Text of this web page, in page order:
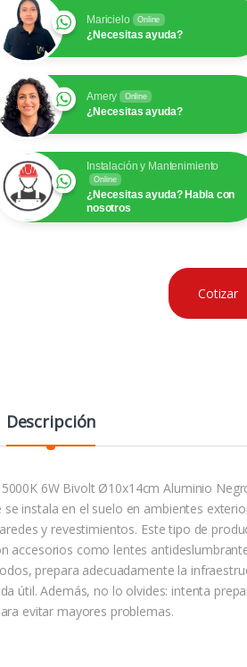
Maricielo Online
¿Necesitas ayuda?
Amery Online
¿Necesitas ayuda?
Instalación y Mantenimiento
Online
¿Necesitas ayuda? Habla con
nosotros
Cotizar
Descripción
6W Bivolt Ø10x14cm Aluminio
instala en el suelo en ambientes
y revestimientos. Este tipo de
accesorios como lentes
prepara adecuadamente la
útil. Además, no lo olvides: intenta
evitar mayores problemas.